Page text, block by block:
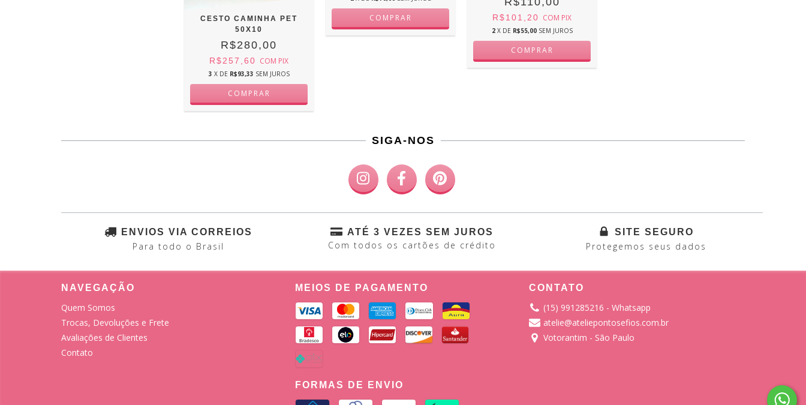
CESTO CAMINHA PET
50X10
R$280,00
R$257,60 COM PIX
3 X DE R$93,33 SEM JUROS
R$101,20 COM PIX
2 X DE R$55,00 SEM JUROS
SIGA-NOS
ENVIOS VIA CORREIOS
Para todo o Brasil
ATÉ 3 VEZES SEM JUROS
Com todos os cartões de crédito
SITE SEGURO
Protegemos seus dados
NAVEGAÇÃO
Quem Somos
Trocas, Devoluções e Frete
Avaliações de Clientes
Contato
MEIOS DE PAGAMENTO
FORMAS DE ENVIO
CONTATO
(15) 991285216 - Whatsapp
atelie@ateliepontosefios.com.br
Votorantim - São Paulo